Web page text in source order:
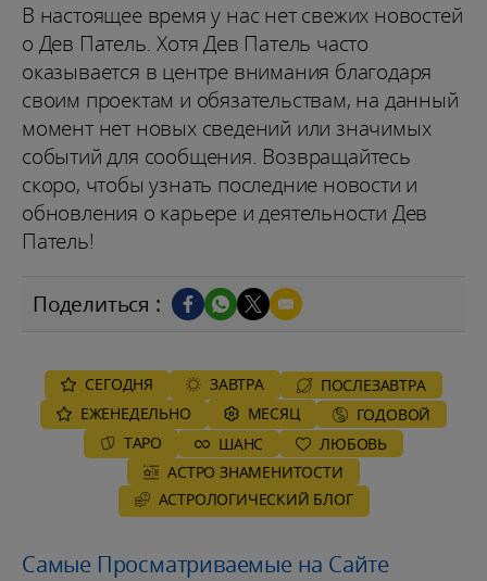
В настоящее время у нас нет свежих новостей
о Дев Патель. Хотя Дев Патель часто
оказывается в центре внимания благодаря
своим проектам и обязательствам, на данный
момент нет новых сведений или значимых
событий для сообщения. Возвращайтесь
скоро, чтобы узнать последние новости и
обновления о карьере и деятельности Дев
Патель!
Поделиться :
СЕГОДНЯ ЗАВТРА
ПОСЛЕЗАВТРА
ЕЖЕНЕДЕЛЬНО
MЕСЯЦ
ГОДОВОЙ
ТАРО
ШАНС
ЛЮБОВЬ
АСТРО ЗНАМЕНИТОСТИ
AСТРОЛОГИЧЕСКИЙ БЛОГ
Самые Просматриваемые на Сайте